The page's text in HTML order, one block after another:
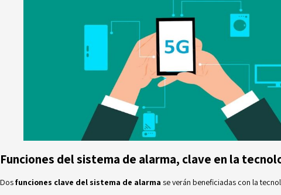
Funciones del sistema de alarma, clave en la
Dosfunciones clave del sistema de alarma se verán beneficiadas con la